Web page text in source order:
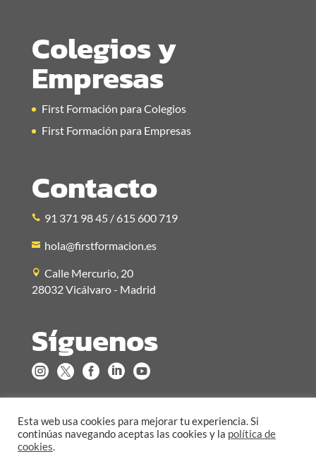
Colegios y
Empresas
First Formación para Colegios
First Formación para Empresas
Contacto
91 371 98 45 / 615 600 719
hola@firstformacion.es
Calle Mercurio, 20
28032 Vicálvaro - Madrid
Síguenos
    
Esta web usa cookies para mejorar tu experiencia. Si
continúas navegando aceptas las cookies y la política de
cookies.